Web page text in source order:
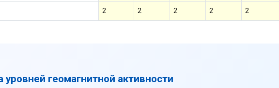
2 2 2 2 2
геомагнитной активности